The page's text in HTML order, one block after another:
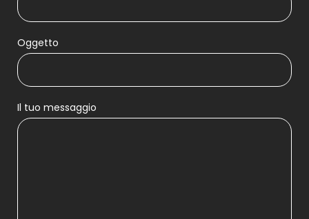
Oggetto
Il tuo messaggio